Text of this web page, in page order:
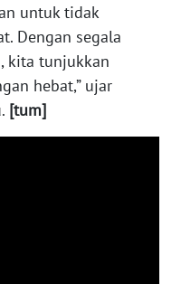
untuk tidak
Dengan segala
kita tunjukkan
hebat,” ujar
[tum]